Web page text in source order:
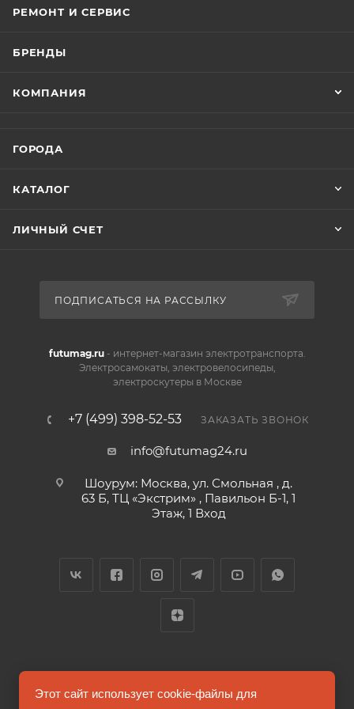
РЕМОНТ И СЕРВИС
БРЕНДЫ
КОМПАНИЯ
ГОРОДА
КАТАЛОГ
ЛИЧНЫЙ СЧЕТ
ПОДПИСАТЬСЯ НА РАССЫЛКУ
futumag.ru- интернет-магазин электротранспорта.
Электросамокаты, электровелосипеды,
электроскутеры в Москве
+7 (499) 398-52-53 ЗАКАЗАТЬ ЗВОНОК
info@futumag24.ru
Шоурум: Москва, ул. Смольная , д.
63 Б, ТЦ «Экстрим» , Павильон Б-1, 1
Этаж, 1 Вход
2026 © FUTUMAG.RU
Этот сайт использует cookie-файлы для